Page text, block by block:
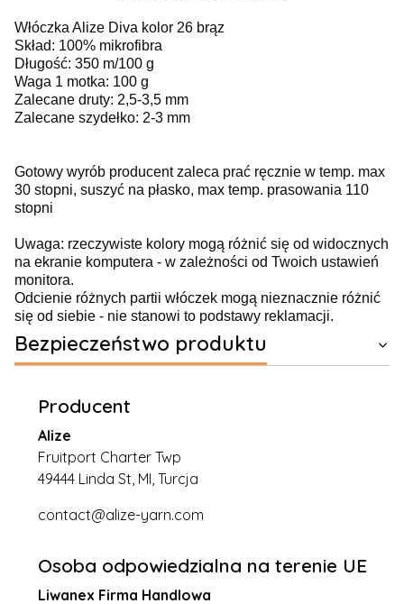
Włóczka Alize Diva kolor 26 brąz
Skład: 100% mikrofibra
Długość: 350 m/100 g
Waga 1 motka: 100 g
Zalecane druty: 2,5-3,5 mm
Zalecane szydełko: 2-3 mm
Gotowy wyrób producent zaleca prać ręcznie w temp. max
30 stopni, suszyć na płasko, max temp. prasowania 110
stopni
Uwaga: rzeczywiste kolory mogą różnić się od widocznych
na ekranie komputera - w zależności od Twoich ustawień
monitora.
Odcienie różnych partii włóczek mogą nieznacznie różnić
się od siebie - nie stanowi to podstawy reklamacji.
Bezpieczeństwo produktu
Producent
Alize
Fruitport Charter Twp
49444 Linda St, MI, Turcja
contact@alize-yarn.com
Osoba odpowiedzialna na terenie UE
Liwanex Firma Handlowa